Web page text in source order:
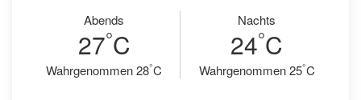
Abends
27°C
Wahrgenommen 28°C
Nachts
24°C
Wahrgenommen 25°C